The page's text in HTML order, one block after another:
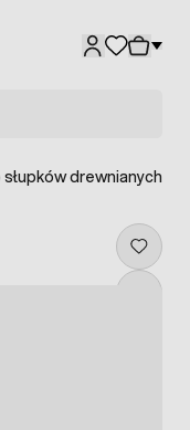
drewnianych